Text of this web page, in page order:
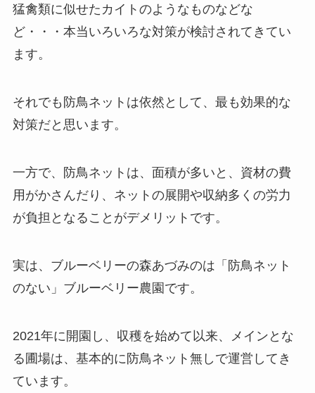
猛禽類に似せたカイトのようなものなどな
ど・・・本当いろいろな対策が検討されてきてい
ます。
それでも防鳥ネットは依然として、最も効果的な
対策だと思います。
一方で、防鳥ネットは、面積が多いと、資材の費
用がかさんだり、ネットの展開や収納多くの労力
が負担となることがデメリットです。
実は、ブルーベリーの森あづみのは「防鳥ネット
のない」ブルーベリー農園です。
2021年に開園し、収穫を始めて以来、メインとな
る圃場は、基本的に防鳥ネット無しで運営してき
ています。